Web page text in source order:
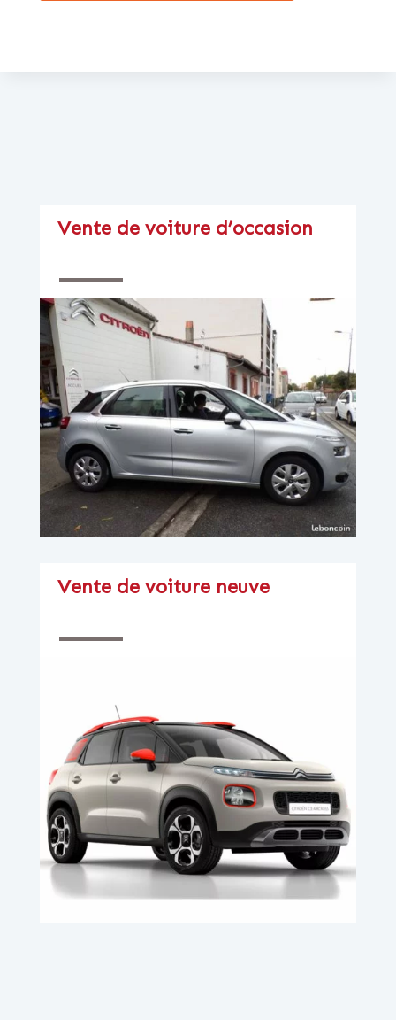
Vente de voiture d’occasion
Vente de voiture neuve